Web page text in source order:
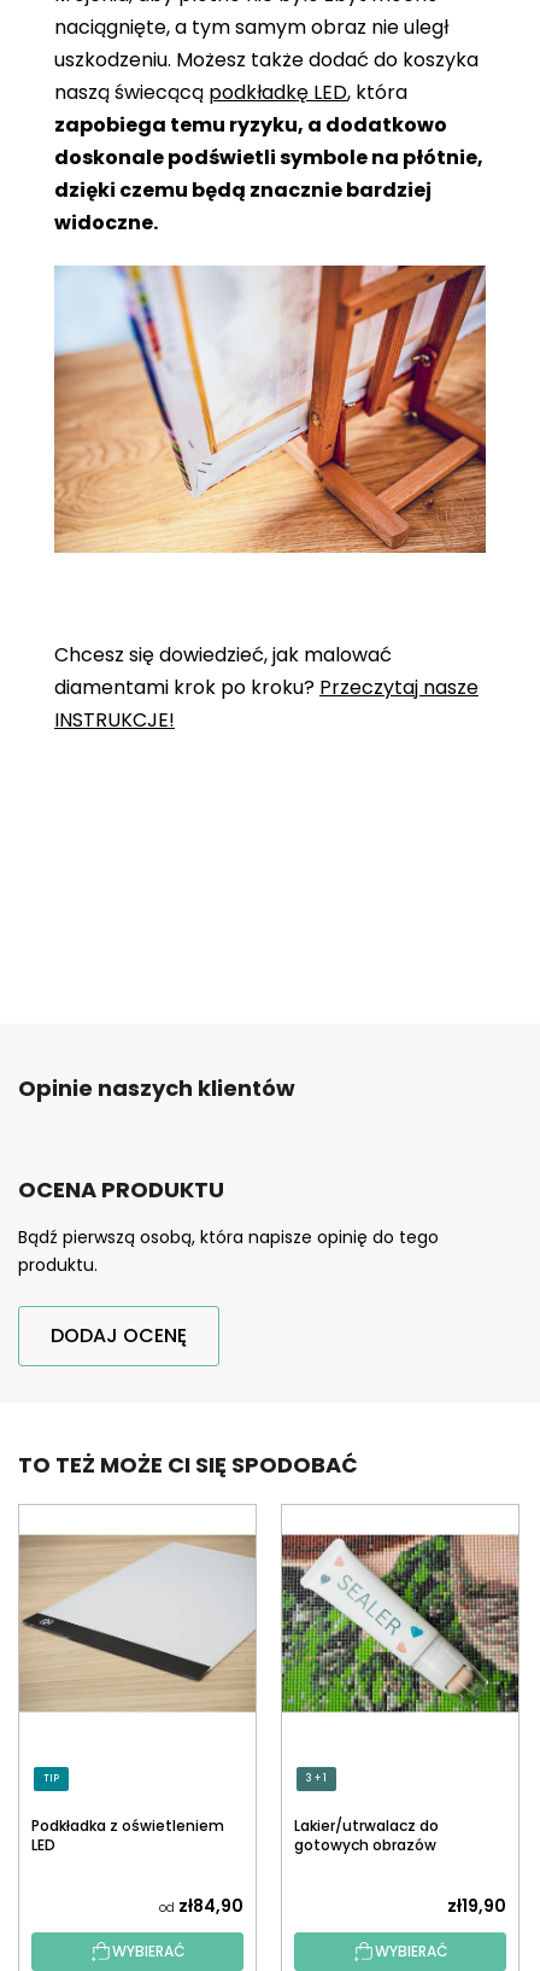
naciągnięte, a tym samym obraz nie uległ
uszkodzeniu. Możesz także dodać do koszyka
naszą świecącą podkładkę LED, która
zapobiega temu ryzyku, a dodatkowo
doskonale podświetli symbole na płótnie,
dzięki czemu będą znacznie bardziej
widoczne.
Chcesz się dowiedzieć, jak malować
diamentami krok po kroku? Przeczytaj nasze
INSTRUKCJE!
Opinie naszych klientów
OCENA PRODUKTU
Bądź pierwszą osobą, która napisze opinię do tego
produktu.
DODAJ OCENĘ
TO TEŻ MOŻE CI SIĘ SPODOBAĆ
TIP
Podkładka z oświetleniem
LED
od zł84,90
WYBIERAĆ
3 + 1
Lakier/utrwalacz do
gotowych obrazów
zł19,90
WYBIERAĆ